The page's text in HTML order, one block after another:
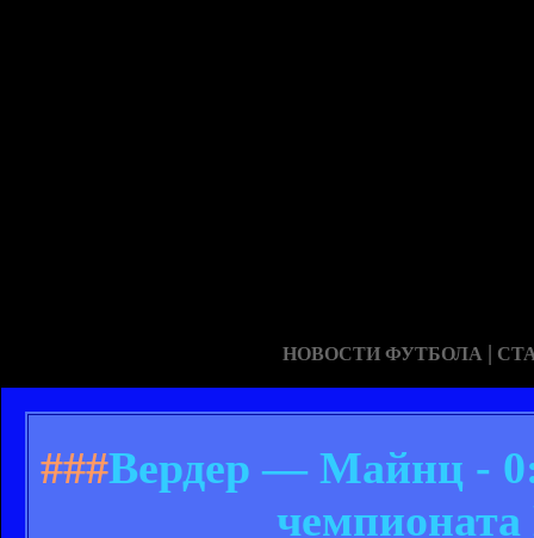
НОВОСТИ ФУТБОЛА |
###Вердер — Майнц -
чемпионата